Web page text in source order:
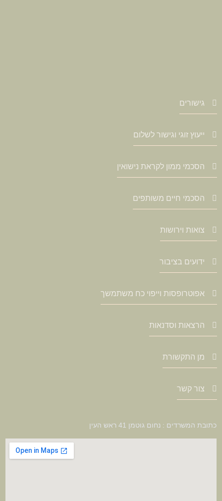
גישורים
ייעוץ זוגי וגישור לשלום
הסכמי ממון לקראת נישואין
הסכמי חיים משותפים
צואות וירושות
ידועים בציבור
אפוטרופסות וייפוי כח משתמשך
הרצאות וסדנאות
מן התקשורת
צור קשר
כתובת המשרדים : נחום גוטמן 41 ראש העין